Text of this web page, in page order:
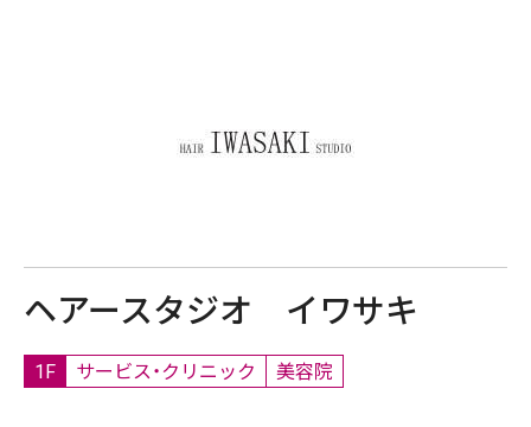
ヘアースタジオ イワサキ
1F サービス・クリニック 美容院